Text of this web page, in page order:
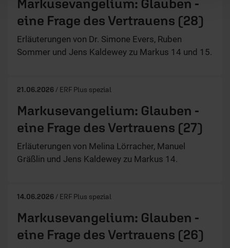
Markusevangelium: Glauben -
eine Frage des Vertrauens (28)
Erläuterungen von Dr. Simone Evers, Ruben
Sommer und Jens Kaldewey zu Markus 14 und 15.
21.06.2026 / ERF Plus spezial
Markusevangelium: Glauben -
eine Frage des Vertrauens (27)
Erläuterungen von Melina Lörracher, Manuel
Gräßlin und Jens Kaldewey zu Markus 14.
14.06.2026 / ERF Plus spezial
Markusevangelium: Glauben -
eine Frage des Vertrauens (26)